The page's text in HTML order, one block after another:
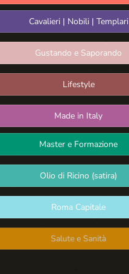
Cavalieri | Nobili | Templari
Gustando e Saporando
Lifestyle
Made in Italy
Master e Formazione
Olio di Ricino (satira)
Roma Capitale
Salute e Sanità